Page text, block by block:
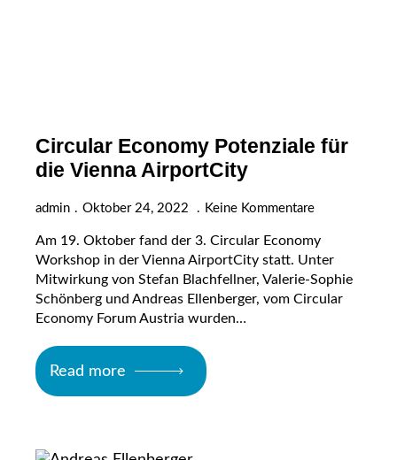
Circular Economy Potenziale für
die Vienna AirportCity
admin Oktober 24, 2022 Keine Kommentare
Am 19. Oktober fand der 3. Circular Economy
Workshop in der Vienna AirportCity statt. Unter
Mitwirkung von Stefan Blachfellner, Valerie-Sophie
Schönberg und Andreas Ellenberger, vom Circular
Economy Forum Austria wurden…
Read more